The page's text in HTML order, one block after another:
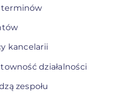
kancelarii
działalności
zespołu